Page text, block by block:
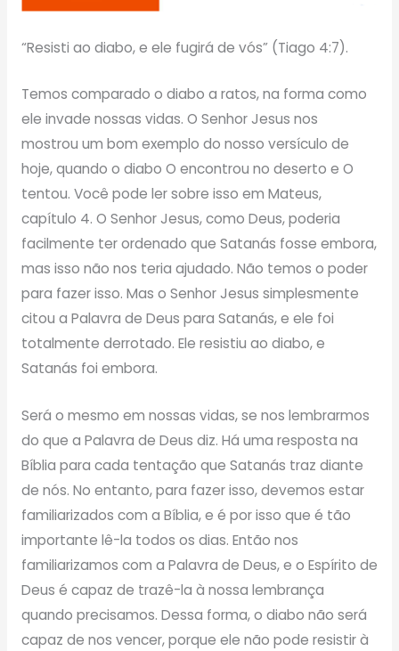
“Resisti ao diabo, e ele fugirá de vós” (Tiago 4:7).
Temos comparado o diabo a ratos, na forma como
ele invade nossas vidas. O Senhor Jesus nos
mostrou um bom exemplo do nosso versículo de
hoje, quando o diabo O encontrou no deserto e O
tentou. Você pode ler sobre isso em Mateus,
capítulo 4. O Senhor Jesus, como Deus, poderia
facilmente ter ordenado que Satanás fosse embora,
mas isso não nos teria ajudado. Não temos o poder
para fazer isso. Mas o Senhor Jesus simplesmente
citou a Palavra de Deus para Satanás, e ele foi
totalmente derrotado. Ele resistiu ao diabo, e
Satanás foi embora.
Será o mesmo em nossas vidas, se nos lembrarmos
do que a Palavra de Deus diz. Há uma resposta na
Bíblia para cada tentação que Satanás traz diante
de nós. No entanto, para fazer isso, devemos estar
familiarizados com a Bíblia, e é por isso que é tão
importante lê-la todos os dias. Então nos
familiarizamos com a Palavra de Deus, e o Espírito de
Deus é capaz de trazê-la à nossa lembrança
quando precisamos. Dessa forma, o diabo não será
capaz de nos vencer, porque ele não pode resistir à